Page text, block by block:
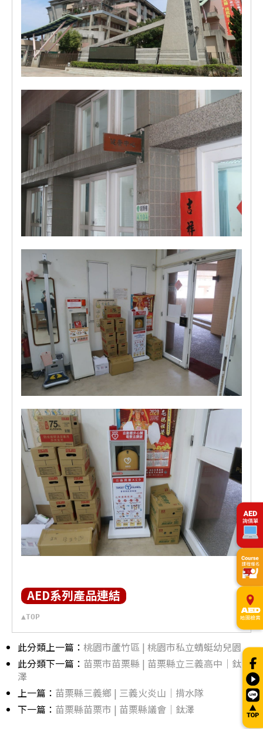
AED系列產品連結
▲TOP
此分類上一篇： 桃園市蘆竹區 | 桃園市私立蜻蜓幼兒園
此分類下一篇： 苗栗市苗栗縣 | 苗栗縣立三義高中｜鈦
澤
上一篇： 苗栗縣三義鄉 | 三義火炎山｜揹水隊
下一篇： 苗栗縣苗栗市 | 苗栗縣議會｜鈦澤